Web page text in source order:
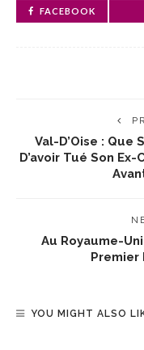
FACEBOOK
Val-D’Oise : Que
D’avoir Tué Son
Au Royaume-
Premier
YOU MIGHT ALSO